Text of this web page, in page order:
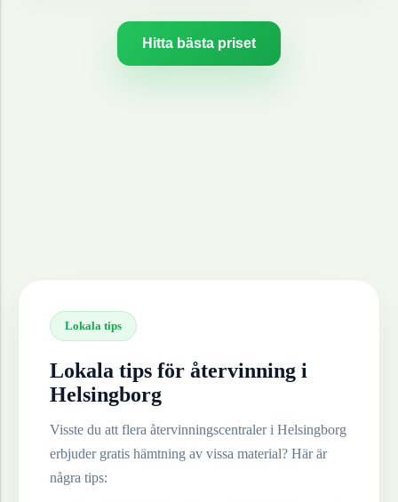
Hitta bästa priset
Lokala tips
Lokala tips för återvinning i
Helsingborg
Visste du att flera återvinningscentraler i Helsingborg
erbjuder gratis hämtning av vissa material? Här är
några tips: